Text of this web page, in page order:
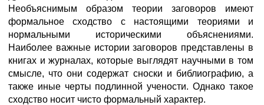
Необъяснимым образом теории заговоров имеют
формальное сходство с настоящими теориями и
нормальными историческими объяснениями.
Наиболее важные истории заговоров представлены в
книгах и журналах, которые выглядят научными в том
смысле, что они содержат сноски и библиографию, а
также иные черты подлинной учености. Однако такое
сходство носит чисто формальный характер.